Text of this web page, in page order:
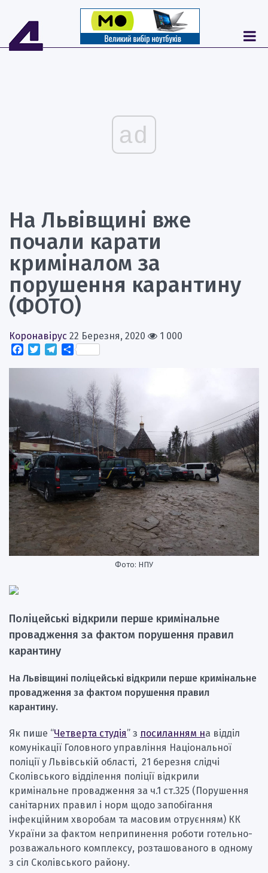
ad
На Львівщині вже
почали карати
криміналом за
порушення карантину
(ФОТО)
Коронавірус 22 Березня, 2020
1 000
Facebook
TwitterTelegram
Поділитися
Фото: НПУ
Поліцейські відкрили перше кримінальне
провадження за фактом порушення правил
карантину
На Львівщині поліцейські відкрили перше кримінальне
провадження за фактом порушення правил
карантину.
Як пише “Четверта студія” з посиланням на відділ
комунікації Головного управління Національної
поліції у Львівській області, 21 березня слідчі
Сколівського відділення поліції відкрили
кримінальне провадження за ч.1 ст.325 (Порушення
санітарних правил і норм щодо запобігання
інфекційним хворобам та масовим отруєнням) КК
України за фактом неприпинення роботи готельно-
розважального комплексу, розташованого в одному
з сіл Сколівського району.